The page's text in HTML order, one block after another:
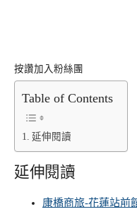
按讚加入粉絲團
Table of Contents
延伸閱讀
延伸閱讀
康橋商旅-花蓮站前